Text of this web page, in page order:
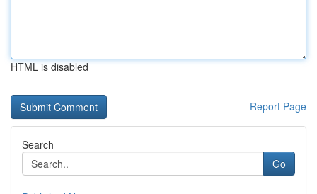
HTML is disabled
Report Page
Search
Go